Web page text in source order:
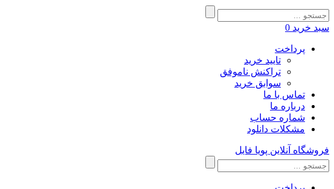
سبد خرید 0
پرداخت
تایید خرید
تراکنش ناموفق
سوابق خرید
تماس با ما
درباره ما
شماره حساب
مشکلات دانلود
فروشگاه آنلاین پویا فایل